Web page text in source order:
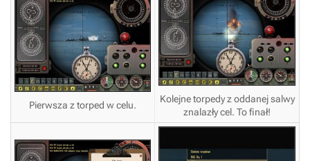
Pierwsza z torped w celu.
Kolejne torpedy z oddanej salwy
znalazły cel. To finał!